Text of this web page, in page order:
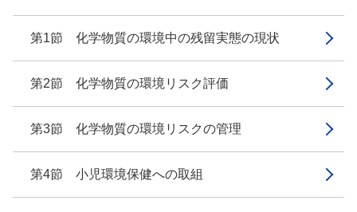
第1節 化学物質の環境中の残留実態の現状
第2節 化学物質の環境リスク評価
第3節 化学物質の環境リスクの管理
第4節 小児環境保健への取組